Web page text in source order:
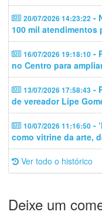
20/07/2026 14:23:22 -
100 mil atendimentos
16/07/2026 19:18:10 -
no Centro para
13/07/2026 17:58:43 -
de vereador Lipe
10/07/2026 11:16:50 -
como vitrine da arte,
Ver todo o histórico
Deixe um